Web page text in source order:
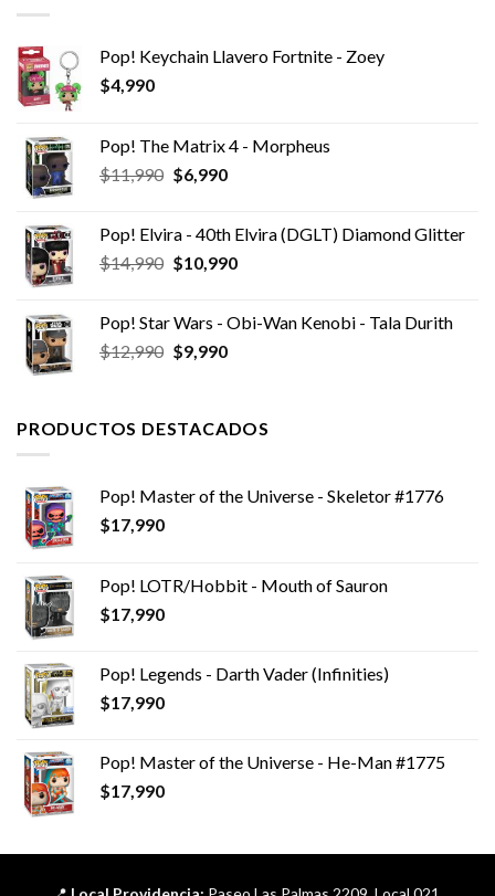
Pop! Keychain Llavero Fortnite - Zoey
$4,990
Pop! The Matrix 4 - Morpheus
$11,990 El
era:
$11,990.
$6,990El
es:
$6,990.
Pop! Elvira - 40th Elvira (DGLT) Diamond Glitter
$14,990 El
era:
$14,990.
$10,990El
es:
Pop! Star Wars - Obi-Wan Kenobi - Tala Durith
$12,990 El
era:
$12,990.
$9,990El
es:
$9,990.
PRODUCTOS DESTACADOS
Pop! Master of the Universe - Skeletor #1776
$17,990
Pop! LOTR/Hobbit - Mouth of Sauron
$17,990
Pop! Legends - Darth Vader (Infinities)
$17,990
Pop! Master of the Universe - He-Man #1775
$17,990